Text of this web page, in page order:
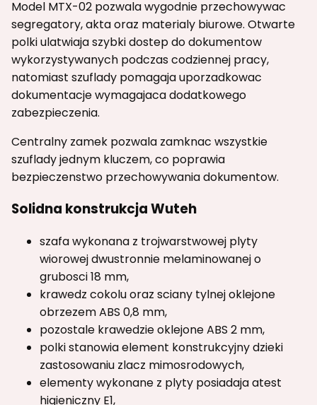
Model MTX-02 pozwala wygodnie przechowywac
segregatory, akta oraz materialy biurowe. Otwarte
polki ulatwiaja szybki dostep do dokumentow
wykorzystywanych podczas codziennej pracy,
natomiast szuflady pomagaja uporzadkowac
dokumentacje wymagajaca dodatkowego
zabezpieczenia.
Centralny zamek pozwala zamknac wszystkie
szuflady jednym kluczem, co poprawia
bezpieczenstwo przechowywania dokumentow.
Solidna konstrukcja Wuteh
szafa wykonana z trojwarstwowej plyty
wiorowej dwustronnie melaminowanej o
grubosci 18 mm,
krawedz cokolu oraz sciany tylnej oklejone
obrzezem ABS 0,8 mm,
pozostale krawedzie oklejone ABS 2 mm,
polki stanowia element konstrukcyjny dzieki
zastosowaniu zlacz mimosrodowych,
elementy wykonane z plyty posiadaja atest
higieniczny E1,